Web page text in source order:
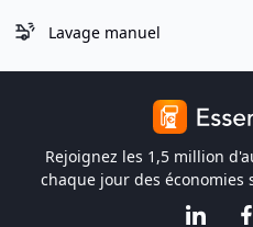
Lavage manuel
Rejoignez les 1,5 million
chaque jour des